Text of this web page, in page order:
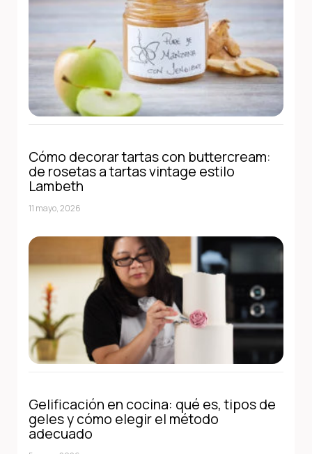
Cómo decorar tartas con buttercream:
de rosetas a tartas vintage estilo
Lambeth
11 mayo, 2026
Gelificación en cocina: qué es, tipos de
geles y cómo elegir el método
adecuado